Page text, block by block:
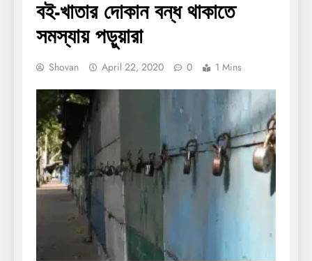
বই-খাতার দোকান বন্ধ থাকাতে
সমস্যায় পড়ুয়ারা
Shovan April 22, 2020 0 1 Mins